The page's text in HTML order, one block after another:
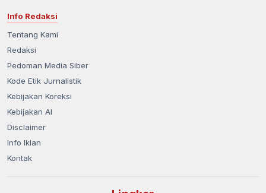
Info Redaksi
Tentang Kami
Redaksi
Pedoman Media Siber
Kode Etik Jurnalistik
Kebijakan Koreksi
Kebijakan AI
Disclaimer
Info Iklan
Kontak